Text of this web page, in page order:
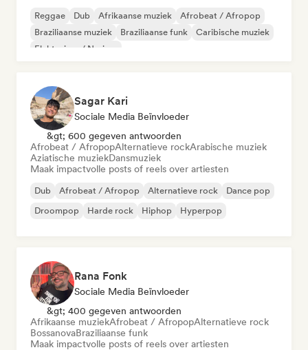
Reggae Dub Afrikaanse muziek
Afrobeat / Afropop
Braziliaanse muziek
Braziliaanse funk
Caribische muziek
Elektrojazz / Nu-jazz
Sagar Kari
Sociale Media Beïnvloeder
&gt; 600 gegeven antwoorden
Afrobeat / AfropopAlternatieve rockArabische muziek
Aziatische muziekDansmuziek
Maak impactvolle posts of reels over artiesten
Dub Afrobeat / Afropop Alternatieve rock
Dance pop
Droompop
Harde rock Hiphop Hyperpop
Rana Fonk
Sociale Media Beïnvloeder
&gt; 400 gegeven antwoorden
Afrikaanse muziekAfrobeat / AfropopAlternatieve rock
BossanovaBraziliaanse funk
Maak impactvolle posts of reels over artiesten